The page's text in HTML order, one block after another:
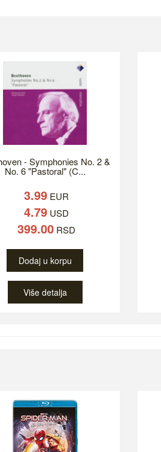
- Symphonies No. 2 &
No. 6 "Pastoral" (C...
3.99 EUR
4.79 USD
399.00 RSD
Dodaj u korpu
Više detalja